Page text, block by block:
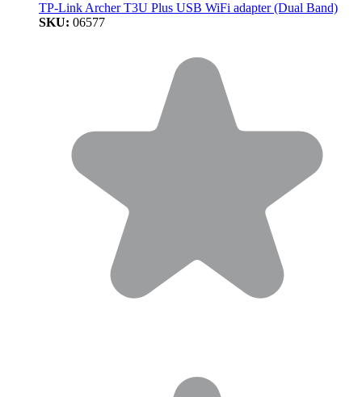
TP-Link Archer T3U Plus USB WiFi adapter (Dual Band)
SKU: 06577